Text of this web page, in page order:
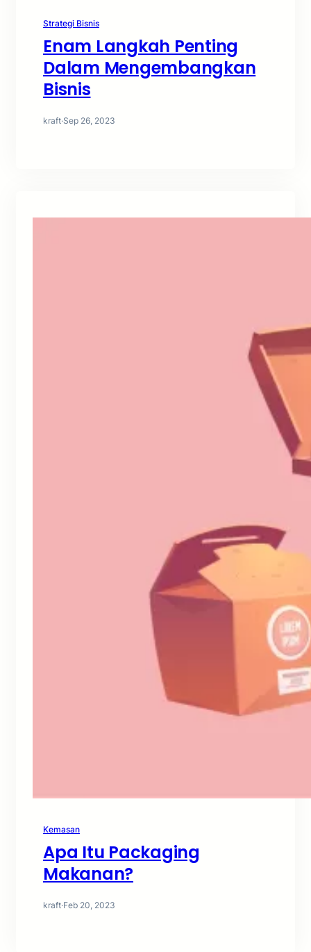
Strategi Bisnis
Enam Langkah Penting
Dalam Mengembangkan
Bisnis
kraft·Sep 26, 2023
Kemasan
Apa Itu Packaging
Makanan?
kraft·Feb 20, 2023